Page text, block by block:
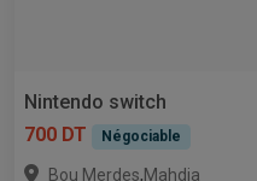
Nintendo switch
700 DT
Négociable
Bou Merdes,Mahdia